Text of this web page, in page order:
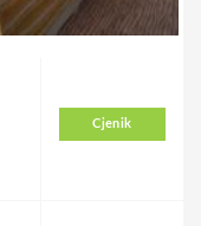
Cjenik